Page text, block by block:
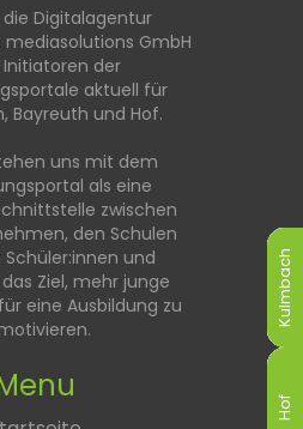
Kulmbach
Hof
Kulmbach
Hof
Kulmbach
Hof
Kulmbach
Hof
Kulmbach
Hof
Kulmbach
Hof
die Digitalagentur
GmbH
Initiatoren der
aktuell für
Bayreuth und Hof.
uns mit dem
als eine
zwischen
den Schulen
und
Ziel, mehr junge
eine Ausbildung zu